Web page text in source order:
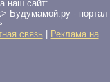
наш сайт:
Будумамой.ру - портал
связь
Реклама на